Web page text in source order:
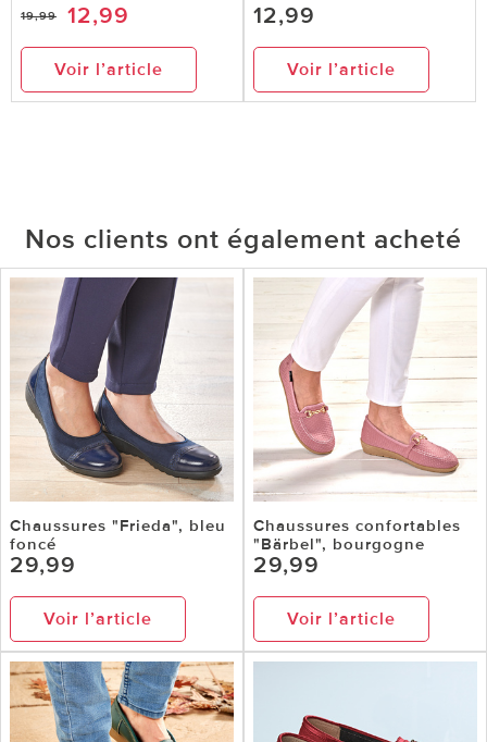
19,99 12,99
Voir l’article
12,99
Voir l’article
Nos clients ont également acheté
Chaussures "Frieda", bleu
foncé
29,99
Voir l’article
Chaussures confortables
"Bärbel", bourgogne
29,99
Voir l’article